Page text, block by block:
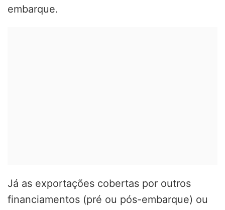
embarque.
Já as exportações cobertas por outros
financiamentos (pré ou pós-embarque) ou